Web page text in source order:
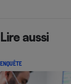
Lire aussi
ENQUÊTE